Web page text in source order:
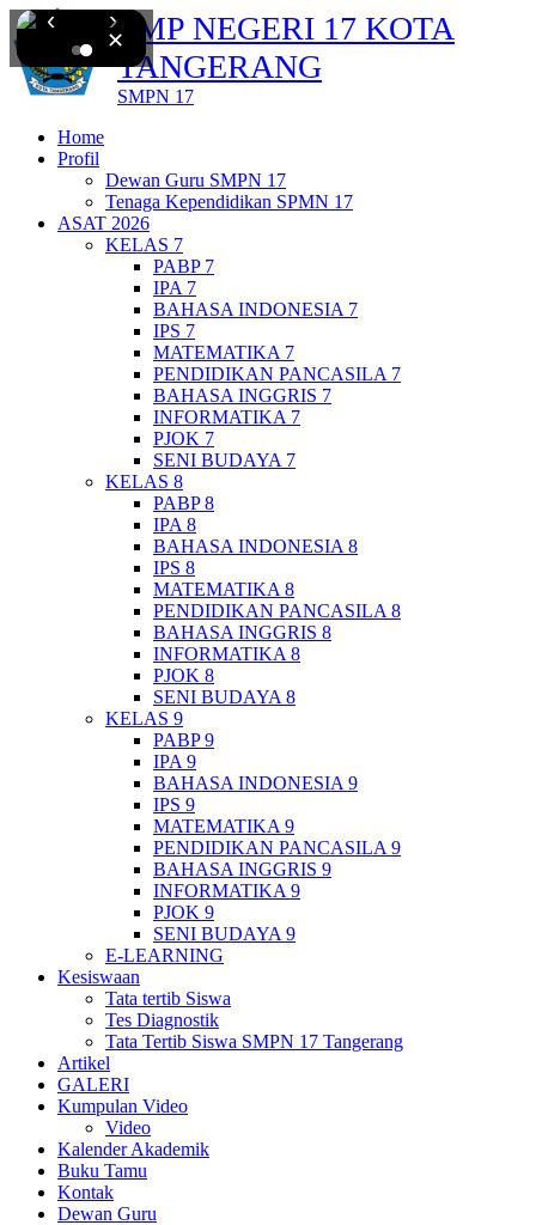
✕
‹ ›SMP NEGERI 17 KOTA
TANGERANG
SMPN 17
Home
Profil
Dewan Guru SMPN 17
Tenaga Kependidikan SPMN 17
ASAT 2026
KELAS 7
PABP 7
IPA 7
BAHASA INDONESIA 7
IPS 7
MATEMATIKA 7
PENDIDIKAN PANCASILA 7
BAHASA INGGRIS 7
INFORMATIKA 7
PJOK 7
SENI BUDAYA 7
KELAS 8
PABP 8
IPA 8
BAHASA INDONESIA 8
IPS 8
MATEMATIKA 8
PENDIDIKAN PANCASILA 8
BAHASA INGGRIS 8
INFORMATIKA 8
PJOK 8
SENI BUDAYA 8
KELAS 9
PABP 9
IPA 9
BAHASA INDONESIA 9
IPS 9
MATEMATIKA 9
PENDIDIKAN PANCASILA 9
BAHASA INGGRIS 9
INFORMATIKA 9
PJOK 9
SENI BUDAYA 9
E-LEARNING
Kesiswaan
Tata tertib Siswa
Tes Diagnostik
Tata Tertib Siswa SMPN 17 Tangerang
Artikel
GALERI
Kumpulan Video
Video
Kalender Akademik
Buku Tamu
Kontak
Dewan Guru